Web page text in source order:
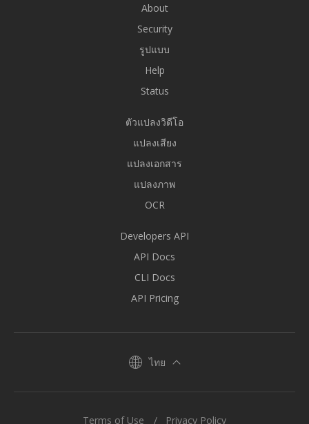
About
Security
รูปแบบ
Help
Status
ตัวแปลงวิดีโอ
แปลงเสียง
แปลงเอกสาร
แปลงภาพ
OCR
Developers API
API Docs
CLI Docs
API Pricing
ไทย
Terms of Use Privacy Policy